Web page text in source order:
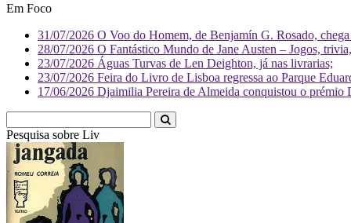
Em Foco
31/07/2026 O Voo do Homem, de Benjamín G. Rosado,
28/07/2026 O Fantástico Mundo de Jane Austen – Jogos,
23/07/2026 Águas Turvas de Len Deighton, já nas livrarias;
23/07/2026 Feira do Livro de Lisboa regressa ao Parque
17/06/2026 Djaimilia Pereira de Almeida conquistou o
Pesquisa sobre Literatura